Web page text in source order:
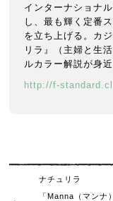
インターナショナ
し、最も輝く定番
を立ち上げる。カ
リラ』（主婦と生
ルカラー解説が身
http://f-
ナチュリラ
「Manna（マンナ